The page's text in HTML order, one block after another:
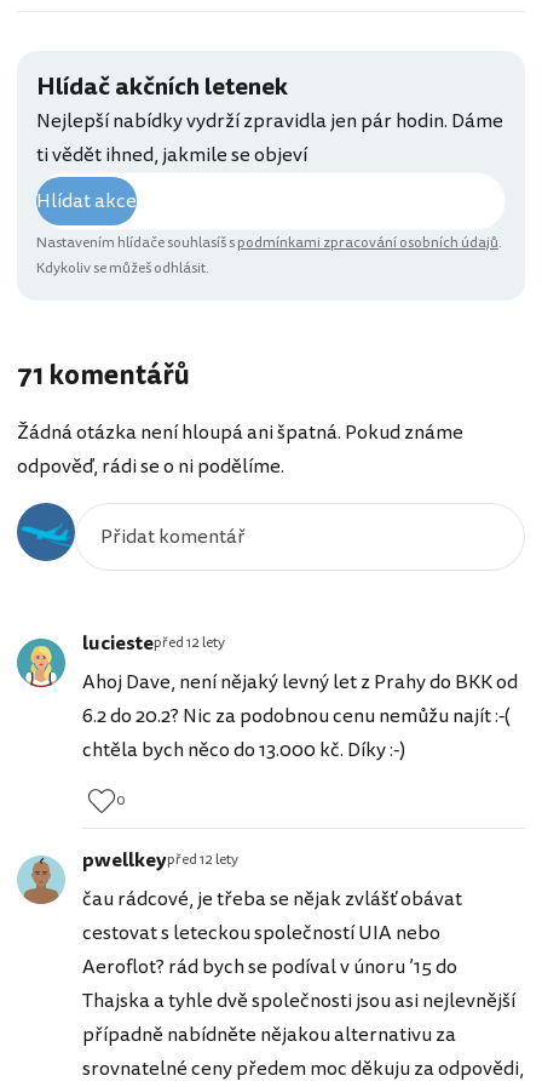
Hlídač akčních letenek
Nejlepší nabídky vydrží zpravidla jen pár hodin. Dáme
ti vědět ihned, jakmile se objeví
Hlídat akce
Nastavením hlídače souhlasíš spodmínkami zpracování osobních údajů.
Kdykoliv se můžeš odhlásit.
71 komentářů
Žádná otázka není hloupá ani špatná. Pokud známe
odpověď, rádi se o ni podělíme.
luciestepřed 12 lety
Ahoj Dave, není nějaký levný let z Prahy do BKK od
6.2 do 20.2? Nic za podobnou cenu nemůžu najít :-(
chtěla bych něco do 13.000 kč. Díky :-)
0
pwellkeypřed 12 lety
čau rádcové, je třeba se nějak zvlášť obávat
cestovat s leteckou společností UIA nebo
Aeroflot? rád bych se podíval v únoru ’15 do
Thajska a tyhle dvě společnosti jsou asi nejlevnější
případně nabídněte nějakou alternativu za
srovnatelné ceny předem moc děkuju za odpovědi,